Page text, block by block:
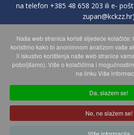
na telefon +385 48 658 203 ili e-
zupan@kckzz.hr)
POLITIKA ZAŠTITE PRIVATNOSTI
MAPA WEBA
Copyright © 2026 Koprivničko -
zadržana.
© 2018 Your Company.
Naša web stranica koristi sljedeće kolačiće:
koristimo kako bi anonimnom analizom vaše
li iskustvo korištenja naše web stranice
poboljšamo). Više o kolačićima i
na linku Više
Da, slažem se!
Ne, ne slažem se!
Više informacija